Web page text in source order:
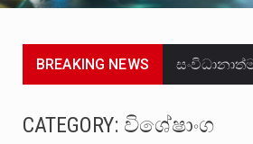
BREAKING NEWS
CATEGORY: විශේෂාංග